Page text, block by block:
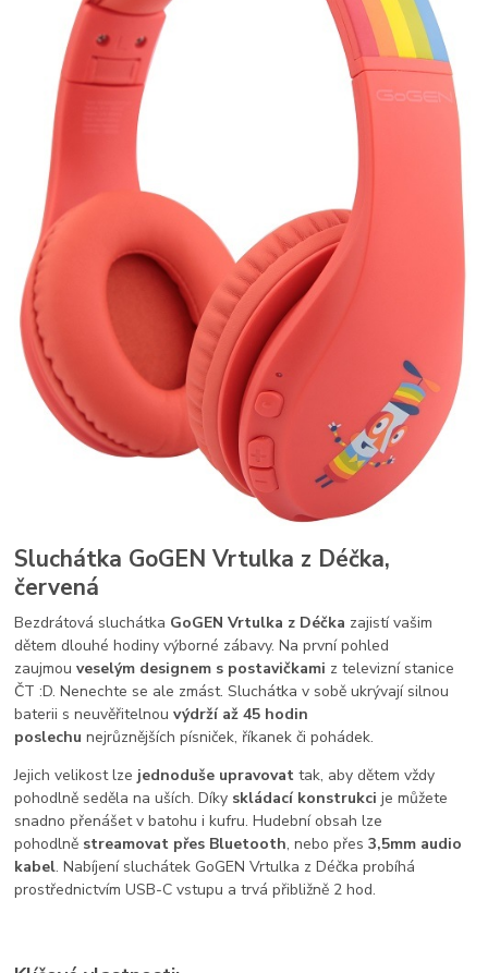
Sluchátka GoGEN Vrtulka z Déčka,
červená
Bezdrátová sluchátka GoGEN Vrtulka z Déčka zajistí vašim
dětem dlouhé hodiny výborné zábavy. Na první pohled
zaujmou veselým designem s postavičkami z televizní stanice
ČT :D. Nenechte se ale zmást. Sluchátka v sobě ukrývají silnou
baterii s neuvěřitelnouvýdrží až 45 hodin
poslechu nejrůznějších písniček, říkanek či pohádek.
Jejich velikost lze jednoduše upravovat tak, aby dětem vždy
pohodlně seděla na uších. Díky skládací konstrukci je můžete
snadno přenášet v batohu i kufru. Hudební obsah lze
pohodlně streamovat přes Bluetooth, nebo přes3,5mm audio
kabel. Nabíjení sluchátek GoGEN Vrtulka z Déčka probíhá
prostřednictvím USB-C vstupu a trvá přibližně 2 hod.